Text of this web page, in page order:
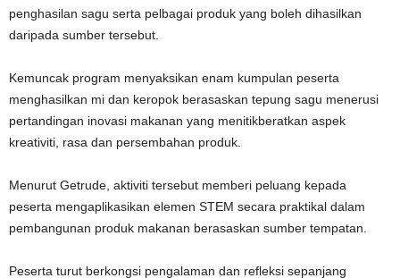
penghasilan sagu serta pelbagai produk yang boleh dihasilkan
daripada sumber tersebut.
Kemuncak program menyaksikan enam kumpulan peserta
menghasilkan mi dan keropok berasaskan tepung sagu menerusi
pertandingan inovasi makanan yang menitikberatkan aspek
kreativiti, rasa dan persembahan produk.
Menurut Getrude, aktiviti tersebut memberi peluang kepada
peserta mengaplikasikan elemen STEM secara praktikal dalam
pembangunan produk makanan berasaskan sumber tempatan.
Peserta turut berkongsi pengalaman dan refleksi sepanjang